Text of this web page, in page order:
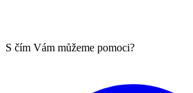
S čím Vám můžeme pomoci?